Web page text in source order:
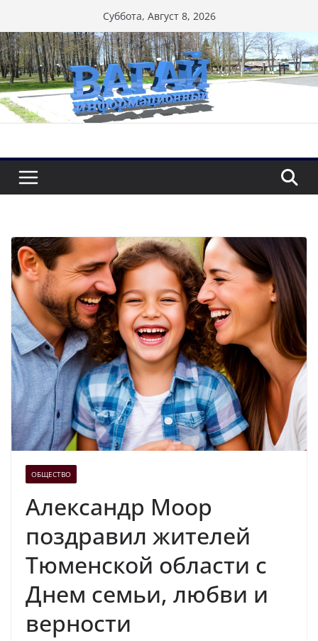
к
содержимому
Суббота, Август 8, 2026
ОБЩЕСТВО
Александр Моор
поздравил жителей
Тюменской области с
Днем семьи, любви и
верности